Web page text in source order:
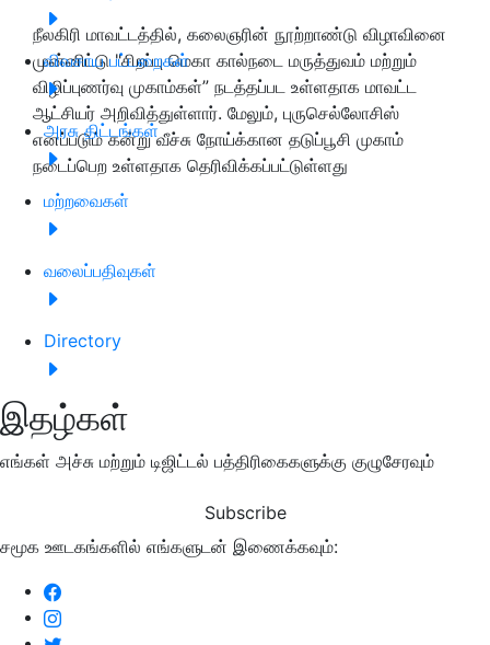
விவசாய பட்டறைகள்
அரசு திட்டங்கள்
மற்றவைகள்
வலைப்பதிவுகள்
Directory
இதழ்கள்
எங்கள் அச்சு மற்றும் டிஜிட்டல் பத்திரிகைகளுக்கு குழுசேரவும்
Subscribe
சமூக ஊடகங்களில் எங்களுடன் இணைக்கவும்:
நீலகிரி மாவட்டத்தில், கலைஞரின் நூற்றாண்டு விழாவினை
முன்னிட்டு "சிறப்பு மெகா கால்நடை மருத்துவம் மற்றும்
விழிப்புணர்வு முகாம்கள்” நடத்தப்பட உள்ளதாக மாவட்ட
ஆட்சியர் அறிவித்துள்ளார். மேலும், புருசெல்லோசிஸ்
எனப்படும் கன்று வீச்சு நோய்க்கான தடுப்பூசி முகாம்
நடைப்பெற உள்ளதாக தெரிவிக்கப்பட்டுள்ளது